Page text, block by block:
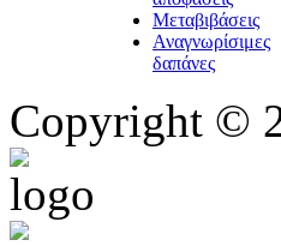
Μεταβιβάσεις
Αναγνωρίσιμες
δαπάνες
Copyright ©